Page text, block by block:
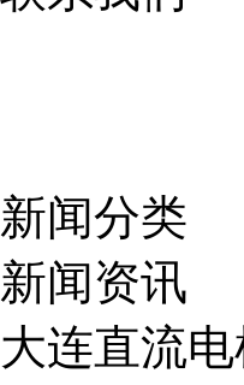
新闻分类
新闻资讯
大连直流